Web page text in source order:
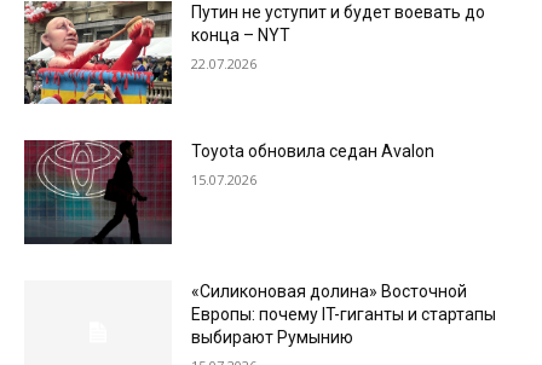
Путин не уступит и будет воевать до
конца – NYT
22.07.2026
Toyota обновила седан Avalon
15.07.2026
«Силиконовая долина» Восточной
Европы: почему IT-гиганты и стартапы
выбирают Румынию